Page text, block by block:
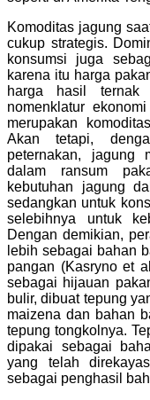
Komoditas jagung
cukup strategis.
konsumsi juga
karena itu harga
harga hasil
nomenklatur
merupakan
Akan tetapi,
peternakan, jagung
dalam ransum
kebutuhan jagung
sedangkan untuk
selebihnya untuk
Dengan demikian,
lebih sebagai bahan
pangan (Kasryno et
sebagai hijauan
bulir, dibuat tepung
maizena dan bahan
tepung tongkolnya.
dipakai sebagai
yang telah
sebagai penghasil